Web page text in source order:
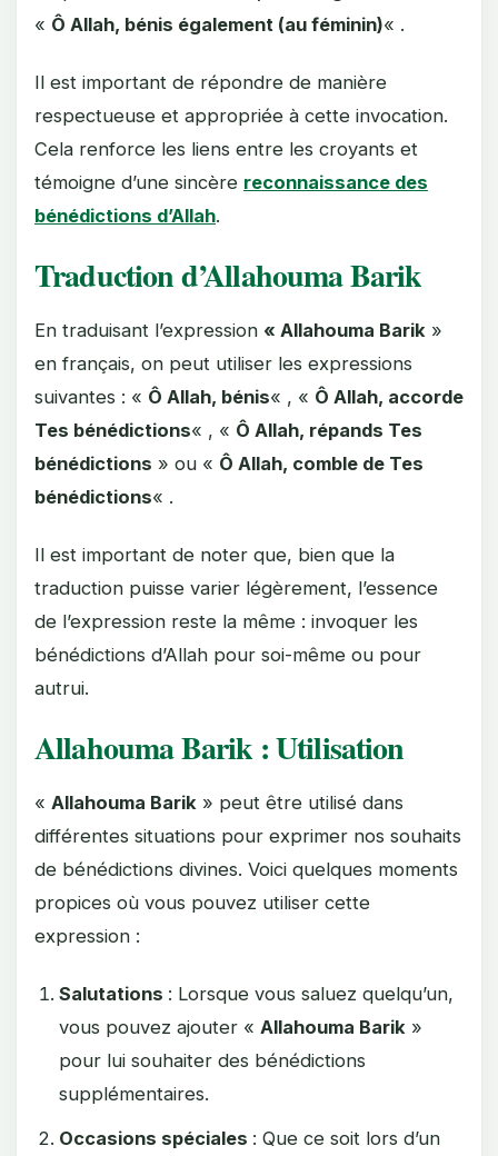
« Ô Allah, bénis également (au féminin)« .
Il est important de répondre de manière
respectueuse et appropriée à cette invocation.
Cela renforce les liens entre les croyants et
témoigne d’une sincère reconnaissance des
bénédictions d’Allah.
Traduction d’Allahouma Barik
En traduisant l’expression « Allahouma Barik »
en français, on peut utiliser les expressions
suivantes : « Ô Allah, bénis« , « Ô Allah, accorde
Tes bénédictions« , « Ô Allah, répands Tes
bénédictions » ou « Ô Allah, comble de Tes
bénédictions« .
Il est important de noter que, bien que la
traduction puisse varier légèrement, l’essence
de l’expression reste la même : invoquer les
bénédictions d’Allah pour soi-même ou pour
autrui.
Allahouma Barik : Utilisation
« Allahouma Barik » peut être utilisé dans
différentes situations pour exprimer nos souhaits
de bénédictions divines. Voici quelques moments
propices où vous pouvez utiliser cette
expression :
Salutations : Lorsque vous saluez quelqu’un,
vous pouvez ajouter « Allahouma Barik »
pour lui souhaiter des bénédictions
supplémentaires.
Occasions spéciales : Que ce soit lors d’un